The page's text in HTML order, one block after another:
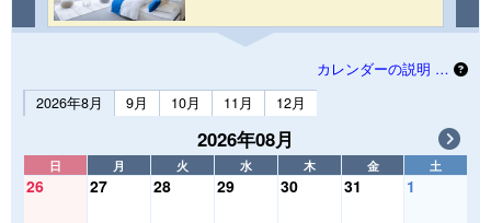
カレンダーの説明 …
2026年8月
9月 10月 11月 12月
2026年08月
日 月 火 水 木 金 土
26 27 28 29 30 31 1